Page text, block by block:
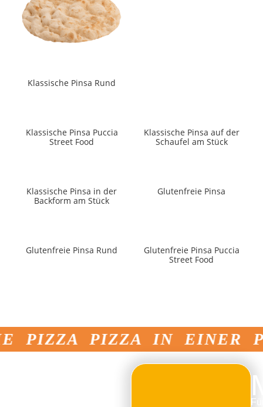
Klassische Pinsa Rund
Klassische Pinsa Puccia
Street Food
Klassische Pinsa auf der
Schaufel am Stück
Klassische Pinsa in der
Backform am Stück
Glutenfreie Pinsa
Glutenfreie Pinsa Rund
Glutenfreie Pinsa Puccia
Street Food
PIZZA PIZZA IN EINER